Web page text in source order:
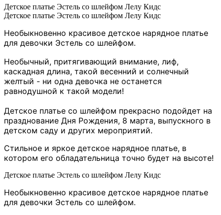
Детское платье Эстель со шлейфом Лелу Кидс
Детское платье Эстель со шлейфом Лелу Кидс
Необыкновенно красивое детское нарядное платье
для девочки Эстель со шлейфом.
Необычный, притягивающий внимание, лиф,
каскадная длина, такой весенний и солнечный
желтый - ни одна девочка не останется
равнодушной к такой модели!
Детское платье со шлейфом прекрасно подойдет на
празднование Дня Рождения, 8 марта, выпускного в
детском саду и других мероприятий.
Стильное и яркое детское нарядное платье, в
котором его обладательница точно будет на высоте!
Детское платье Эстель со шлейфом Лелу Кидс
Необыкновенно красивое детское нарядное платье
для девочки Эстель со шлейфом.